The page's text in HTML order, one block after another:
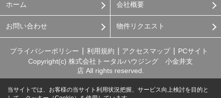
ホーム 会社概要
お問い合わせ 物件リクエスト
プライバシーポリシー 利用規約 アクセスマップ
PCサイト
Copyright(c) 株式会社トータルハウジング 小金井支
店 All rights reserved.
当サイトでは、お客様の当サイト利用状況把握、サービス向上検討を目的と